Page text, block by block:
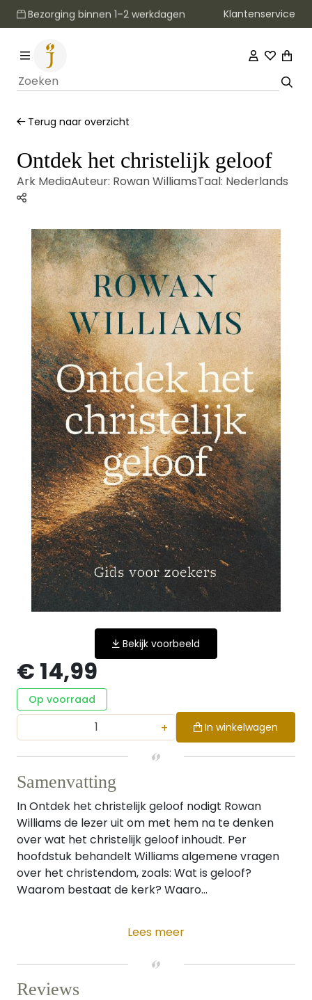
Bezorging binnen 1–2 werkdagen Klantenservice
Terug naar overzicht
Ontdek het christelijk geloof
Ark MediaAuteur: Rowan WilliamsTaal: Nederlands
Bekijk voorbeeld
€ 14,99
Op voorraad
+ In winkelwagen
Samenvatting
In Ontdek het christelijk geloof nodigt Rowan
Williams de lezer uit om met hem na te denken
over wat het christelijk geloof inhoudt. Per
hoofdstuk behandelt Williams algemene vragen
over het christendom, zoals: Wat is geloof?
Waarom bestaat de kerk? Waaro...
Lees meer
Reviews